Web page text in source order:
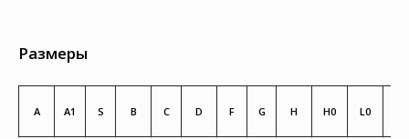
Размеры
A A1 S B C D F G H H0 L0